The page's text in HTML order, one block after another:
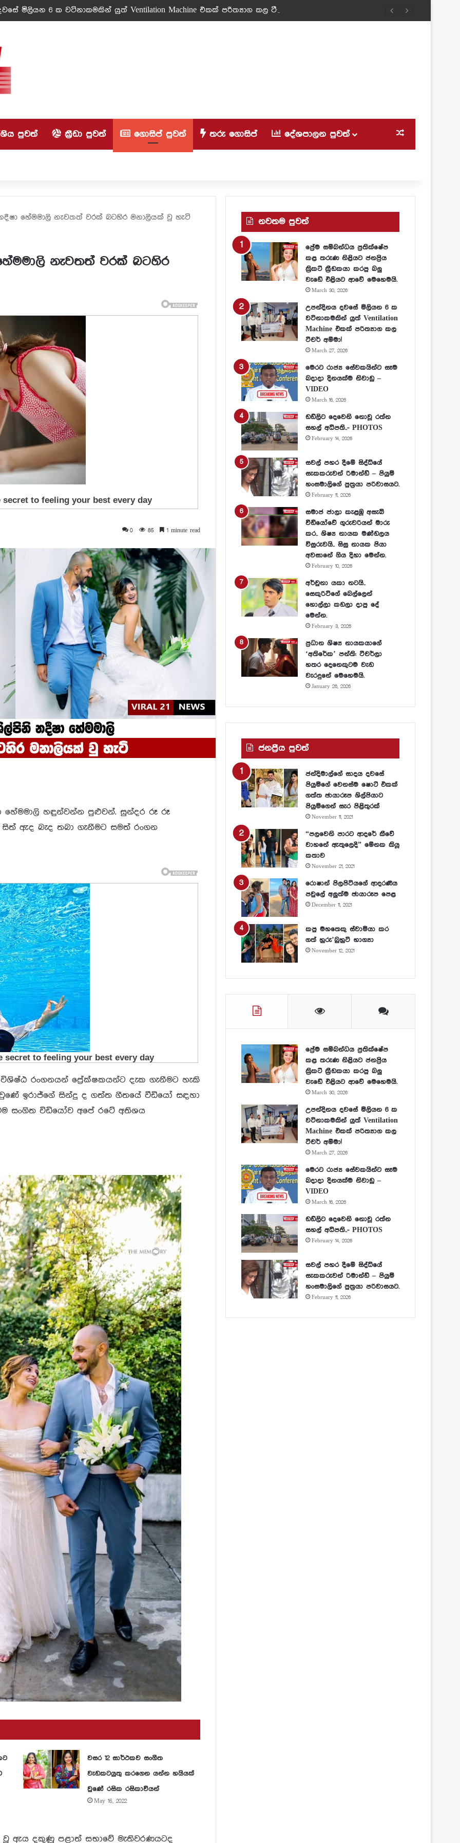
මිලියන 6 ක වටිනාකමකින් යුත් Ventilation Machine එකක් පරිත්‍යාග කල ටීචර් අම්මා!
පුවත් ක්‍රීඩා පුවත් ගොසිප් පුවත් තරු ගොසිප් දේශපාලන පුවත් Random Article
හේමමාලි නැවතත් වරක් බටහිර මනාලියක් වු හැටි
නැවතත් වරක් බටහිර
0 85 1 minute read
හේමමාලි හඳුන්වන්න පුළුවන්. සුන්දර රූ රූ
ඇද බැද තබා ගැනීමට සමත් රංගන
රංගනයන් ප්‍රේක්ෂකයන්ට දැක ගැනීමට හැකි
වුණේ ඉරාජ්ගේ සින්දු ද ගත්ත ගීතයේ වීඩියෝ සඳහා
සංගිත විඩියෝව අපේ රටේ අතිශය
වසර 12 සාර්ථකව සංගීත
වැඩකටයුතු කරගෙන යන්න හයියක්
වුණේ රසික රසිකාවියන්
May 16, 2022
ඇය දකුණු පළාත් සභාවේ මැතිවරණයටද
නවතම පුවත්
ප්‍රේම සම්බන්ධය ප්‍රතික්ෂේප
කළ තරුණ නිළියට ජනප්‍රිය
ක්‍රිකට් ක්‍රීඩකයා කරපු බලු
වැඩේ එළියට ආවේ මෙහෙමයි.
March 30, 2026
උපන්දිනය දවසේ මිලියන 6 ක
වටිනාකමකින් යුත් Ventilation
Machine එකක් පරිත්‍යාග කල
ටීචර් අම්මා!
March 27, 2026
මෙරට රාජ්‍ය සේවකයින්ට සෑම
බදාදා දිනයක්ම නිවාඩු –
VIDEO
March 16, 2026
ඩඩ්ලිට දෙවෙනි නොවූ රත්න
සහල් අධිපති..- PHOTOS
February 14, 2026
සවල් පහර දීමේ සිද්ධියේ
සැකකරුවන් රිමාන්ඩ් – පියුමි
හංසමාලිගේ පුත්‍රයා පරිවාසයට.
February 11, 2026
සමාජ ජාලා කැළඹූ අසැබි
වීඩියෝවේ ගුරුවරියන් මාරු
කර.. ශිෂ්‍ය නායක මණ්ඩලය
විසුරුවයි.. සිසු නායක පියා
අවසානේ ගිය දිහා මෙන්න.
February 10, 2026
අර්චුනා යකා නටයි..
සෙකුරිටිගේ බෙල්ලෙන්
හොල්ලා කඩලා දාපු දේ
මෙන්න.
February 3, 2026
ප්‍රධාන ශිෂ්‍ය නායකයාගේ
‘අතිරේක’ පන්ති: ටීචර්ලා
හතර දෙනෙකුටම වැඩ
වැරදුනේ මෙහෙමයි.
January 26, 2026
ජනප්‍රීය පුවත්
ජන්දිමාල්ගේ සාදය දවසේ
පියුමිගේ වෙනස්ම ෂොට් එකක්
ගත්ත ඡායාරූප ශිල්පියාට
පියුමිගෙන් සැර පිළිතුරක්
November 11, 2021
“පලවෙනි පාරට ආදරේ කීවේ
වාහනේ ඇතුලෙදි” මේනක කියූ
කතාව
November 21, 2021
රොෂාන් පිලපිටියගේ ආදරණීය
පවුලේ අලුත්ම ඡායාරූප පෙළ
December 11, 2021
කපු මහතෙකු ස්වාමියා කර
ගත් හුරු’බුහුටි භාග්‍යා
November 12, 2021
ප්‍රේම සම්බන්ධය ප්‍රතික්ෂේප
කළ තරුණ නිළියට ජනප්‍රිය
ක්‍රිකට් ක්‍රීඩකයා කරපු බලු
වැඩේ එළියට ආවේ මෙහෙමයි.
March 30, 2026
උපන්දිනය දවසේ මිලියන 6 ක
වටිනාකමකින් යුත් Ventilation
Machine එකක් පරිත්‍යාග කල
ටීචර් අම්මා!
March 27, 2026
මෙරට රාජ්‍ය සේවකයින්ට සෑම
බදාදා දිනයක්ම නිවාඩු –
VIDEO
March 16, 2026
ඩඩ්ලිට දෙවෙනි නොවූ රත්න
සහල් අධිපති..- PHOTOS
February 14, 2026
සවල් පහර දීමේ සිද්ධියේ
සැකකරුවන් රිමාන්ඩ් – පියුමි
හංසමාලිගේ පුත්‍රයා පරිවාසයට.
February 11, 2026